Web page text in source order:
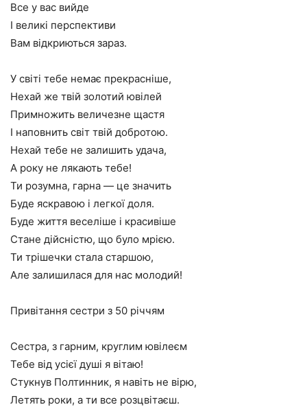
Все у вас вийде
І великі перспективи
Вам відкриються зараз.
У світі тебе немає прекрасніше,
Нехай же твій золотий ювілей
Примножить величезне щастя
І наповнить світ твій добротою.
Нехай тебе не залишить удача,
А року не лякають тебе!
Ти розумна, гарна — це значить
Буде яскравою і легкої доля.
Буде життя веселіше і красивіше
Стане дійсністю, що було мрією.
Ти трішечки стала старшою,
Але залишилася для нас молодий!
Привітання сестри з 50 річчям
Сестра, з гарним, круглим ювілеєм
Тебе від усієї душі я вітаю!
Стукнув Полтинник, я навіть не вірю,
Летять роки, а ти все розцвітаєш.